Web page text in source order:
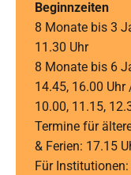
Beginnzeiten
8 Monate bis 3
11.30 Uhr
8 Monate bis 6
14.45, 16.00 Uhr
10.00, 11.15,
Termine für
& Ferien: 17.15
Für